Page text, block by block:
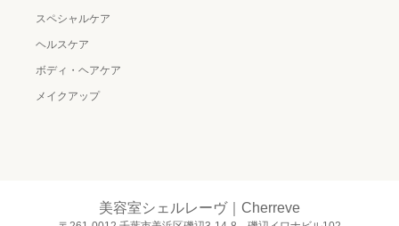
スペシャルケア
ヘルスケア
ボディ・ヘアケア
メイクアップ
美容室シェルレーヴ｜Cherreve